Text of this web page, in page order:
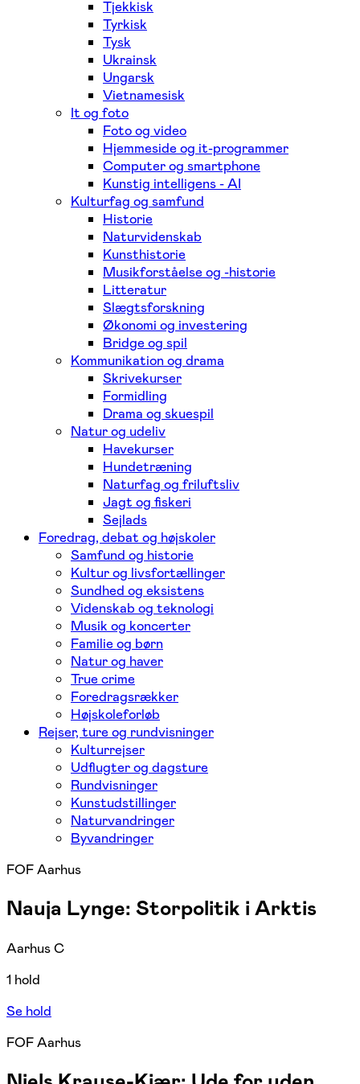
Tjekkisk
Tyrkisk
Tysk
Ukrainsk
Ungarsk
Vietnamesisk
It og foto
Foto og video
Hjemmeside og it-programmer
Computer og smartphone
Kunstig intelligens - AI
Kulturfag og samfund
Historie
Naturvidenskab
Kunsthistorie
Musikforståelse og -historie
Litteratur
Slægtsforskning
Økonomi og investering
Bridge og spil
Kommunikation og drama
Skrivekurser
Formidling
Drama og skuespil
Natur og udeliv
Havekurser
Hundetræning
Naturfag og friluftsliv
Jagt og fiskeri
Sejlads
Foredrag, debat og højskoler
Samfund og historie
Kultur og livsfortællinger
Sundhed og eksistens
Videnskab og teknologi
Musik og koncerter
Familie og børn
Natur og haver
True crime
Foredragsrækker
Højskoleforløb
Rejser, ture og rundvisninger
Kulturrejser
Udflugter og dagsture
Rundvisninger
Kunstudstillinger
Naturvandringer
Byvandringer
FOF Aarhus
Nauja Lynge: Storpolitik i Arktis
Aarhus C
1 hold
Se hold
FOF Aarhus